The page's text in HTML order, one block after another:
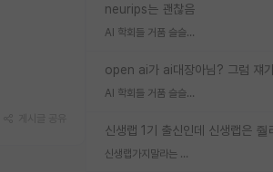
neurips는 괜찮음
AI 학회들 거품 슬슬 지적이 나오네요
AI 학회들 거품 슬슬 지적이 나오네요
신생랩가지말라는 이유가 있었구나